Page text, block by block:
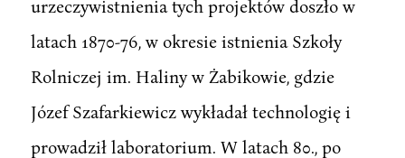
urzeczywistnienia tych projektów doszło w
latach 1870-76, w okresie istnienia Szkoły
Rolniczej im. Haliny w Żabikowie, gdzie
Józef Szafarkiewicz wykładał technologię i
prowadził laboratorium. W latach 80., po